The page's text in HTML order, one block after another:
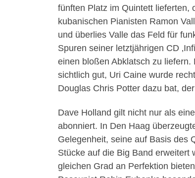
fünften Platz im Quintett lieferten,
kubanischen Pianisten Ramon
und überlies Valle das Feld für
Spuren seiner letztjährigen CD
einen bloßen Abklatsch zu
sichtlich gut, Uri Caine wurde
Douglas Chris Potter dazu bat,
Dave Holland gilt nicht nur als
abonniert. In Den Haag
Gelegenheit, seine auf Basis des
Stücke auf die Big Band erweitert
gleichen Grad an Perfektion